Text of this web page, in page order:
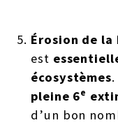
Érosion de
est
écosystèmes
pleine 6e
d’un bon